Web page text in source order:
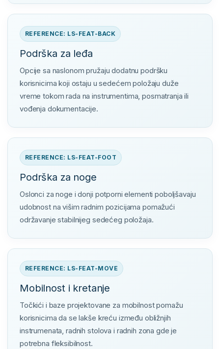
REFERENCE: LS-FEAT-BACK
Podrška za leđa
Opcije sa naslonom pružaju dodatnu podršku
korisnicima koji ostaju u sedećem položaju duže
vreme tokom rada na instrumentima, posmatranja ili
vođenja dokumentacije.
REFERENCE: LS-FEAT-FOOT
Podrška za noge
Oslonci za noge i donji potporni elementi poboljšavaju
udobnost na višim radnim pozicijama pomažući
održavanje stabilnijeg sedećeg položaja.
REFERENCE: LS-FEAT-MOVE
Mobilnost i kretanje
Točkići i baze projektovane za mobilnost pomažu
korisnicima da se lakše kreću između obližnjih
instrumenata, radnih stolova i radnih zona gde je
potrebna fleksibilnost.